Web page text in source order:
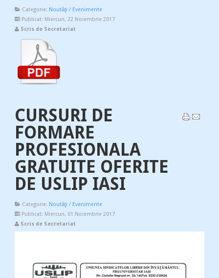
Categorie: Noutăţi / Evenimente
Publicat: Miercuri, 22 Noiembrie 2017
Scris de Secretariat
CURSURI DE
FORMARE
PROFESIONALA
GRATUITE OFERITE
DE USLIP IASI
Categorie: Noutăţi / Evenimente
Publicat: Miercuri, 01 Noiembrie 2017
Scris de Secretariat